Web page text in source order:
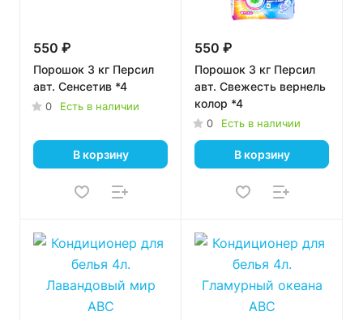
550 ₽
Порошок 3 кг Персил
авт. Сенсетив *4
0 Есть в наличии
В корзину
550 ₽
Порошок 3 кг Персил
авт. Свежесть вернель
колор *4
0 Есть в наличии
В корзину